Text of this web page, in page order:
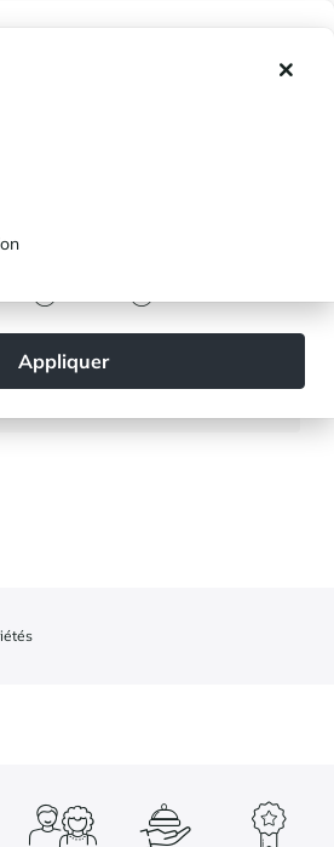
Appliquer
bains⸱300 m²